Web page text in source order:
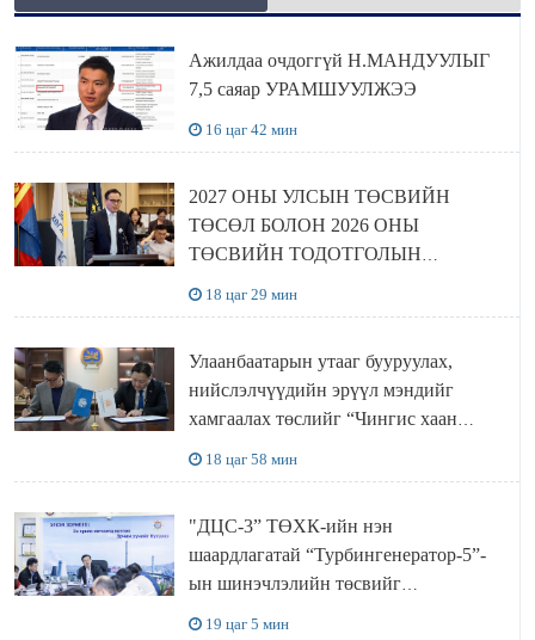
Ажилдаа очдоггүй Н.МАНДУУЛЫГ
7,5 саяар УРАМШУУЛЖЭЭ
16 цаг 42 мин
2027 ОНЫ УЛСЫН ТӨСВИЙН
ТӨСӨЛ БОЛОН 2026 ОНЫ
ТӨСВИЙН ТОДОТГОЛЫН
18 цаг 29 мин
Улаанбаатарын утааг бууруулах,
нийслэлчүүдийн эрүүл мэндийг
хамгаалах төслийг “Чингис хаан
18 цаг 58 мин
"ДЦС-3” ТӨХК-ийн нэн
шаардлагатай “Турбингенератор-5”-
ын шинэчлэлийн төсвийг
19 цаг 5 мин